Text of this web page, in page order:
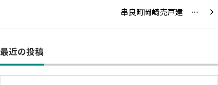
串良町岡崎売戸建 …
最近の投稿